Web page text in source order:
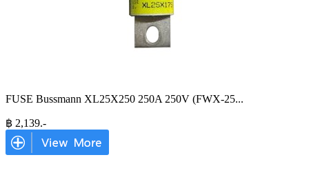
FUSE Bussmann XL25X250 250A 250V (FWX-25...
฿ 2,139.-